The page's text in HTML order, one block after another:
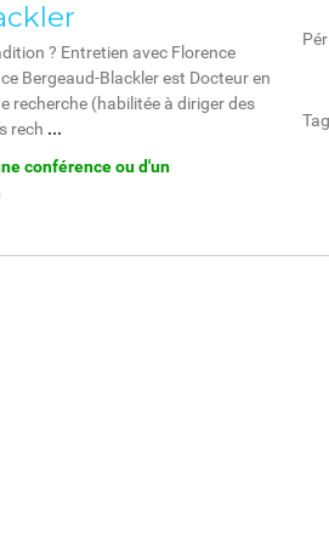
? Entretien avec Florence
Bergeaud-Blackler est Docteur en
recherche (habilitée à diriger des
rech ...
conférence ou d'un